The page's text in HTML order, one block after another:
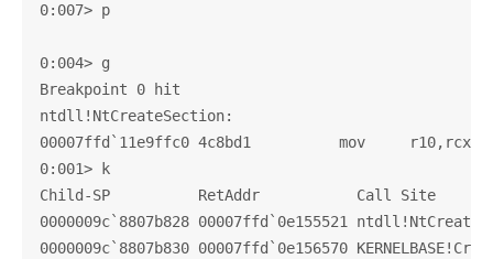
0:007> p
0:004> g
Breakpoint 0 hit
ntdll!NtCreateSection:
00007ffd`11e9ffc0 4c8bd1          mov     r10,rcx
0:001> k
Child-SP          RetAddr           Call Site
0000009c`8807b828 00007ffd`0e155521
0000009c`8807b830 00007ffd`0e156570